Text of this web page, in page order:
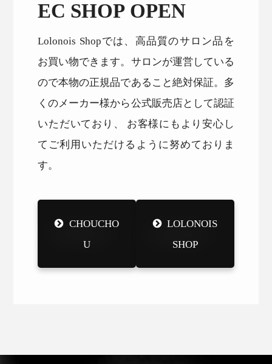
EC SHOP OPEN
Lolonois Shopでは、高品質のサロン品を
お買い物できます。サロンが運営している
ので本物の正規品であること絶対保証。多
くのメーカー様から公式販売店として認証
いただいており、 お客様にもより安心し
てご利用いただけるように努めておりま
す。
CHOUCHO
U
LOLONOIS
SHOP